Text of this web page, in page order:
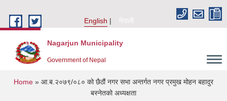
English
नेपाली
Nagarjun Municipality
Government of Nepal
You are here
Home » आ.ब.२०७९/०८० को छैठौं नगर सभा अन्तर्गत नगर प्रमुख मोहन बहादुर
बस्नेतको अध्यक्षता